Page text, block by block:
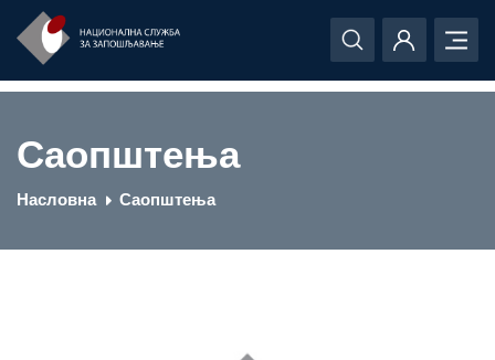
Саопштења
Насловна Саопштења